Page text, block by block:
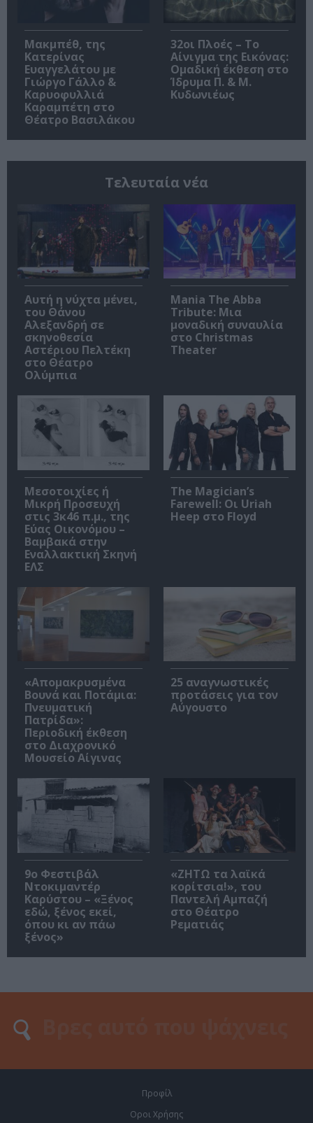
Μακμπέθ, της
Κατερίνας
Ευαγγελάτου με
Γιώργο Γάλλο &
Καρυοφυλλιά
Καραμπέτη στο
Θέατρο Βασιλάκου
32οι Πλοές – Το
Αίνιγμα της Εικόνας:
Ομαδική έκθεση στο
Ίδρυμα Π. & Μ.
Κυδωνιέως
Τελευταία νέα
Αυτή η νύχτα μένει,
του Θάνου
Αλεξανδρή σε
σκηνοθεσία
Αστέριου Πελτέκη
στο Θέατρο
Ολύμπια
Mania The Abba
Tribute: Μια
μοναδική συναυλία
στο Christmas
Theater
Μεσοτοιχίες ή
Μικρή Προσευχή
στις 3κ46 π.μ., της
Εύας Οικονόμου –
Βαμβακά στην
Εναλλακτική Σκηνή
ΕΛΣ
The Magician’s
Farewell: Οι Uriah
Heep στο Floyd
«Απομακρυσμένα
Βουνά και Ποτάμια:
Πνευματική
Πατρίδα»:
Περιοδική έκθεση
στο Διαχρονικό
Μουσείο Αίγινας
25 αναγνωστικές
προτάσεις για τον
Αύγουστο
9ο Φεστιβάλ
Ντοκιμαντέρ
Καρύστου – «Ξένος
εδώ, ξένος εκεί,
όπου κι αν πάω
ξένος»
«ΖΗΤΩ τα λαϊκά
κορίτσια!», του
Παντελή Αμπαζή
στο Θέατρο
Ρεματιάς
Προφίλ
Οροι Χρήσης